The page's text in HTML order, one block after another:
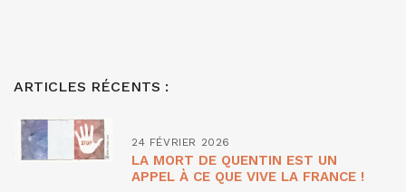
ARTICLES RÉCENTS :
24 FÉVRIER 2026
LA MORT DE QUENTIN EST UN
APPEL À CE QUE VIVE LA FRANCE !